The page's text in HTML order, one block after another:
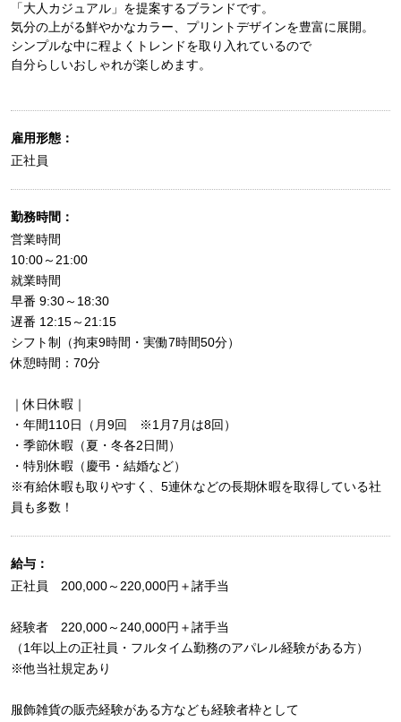
「大人カジュアル」を提案するブランドです。
気分の上がる鮮やかなカラー、プリントデザインを豊富に展開。
シンプルな中に程よくトレンドを取り入れているので
自分らしいおしゃれが楽しめます。
雇用形態：
正社員
勤務時間：
営業時間
10:00～21:00
就業時間
早番 9:30～18:30
遅番 12:15～21:15
シフト制（拘束9時間・実働7時間50分）
休憩時間：70分
｜休日休暇｜
・年間110日（月9回 ※1月7月は8回）
・季節休暇（夏・冬各2日間）
・特別休暇（慶弔・結婚など）
※有給休暇も取りやすく、5連休などの長期休暇を取得している社
員も多数！
給与：
正社員 200,000～220,000円＋諸手当
経験者 220,000～240,000円＋諸手当
（1年以上の正社員・フルタイム勤務のアパレル経験がある方）
※他当社規定あり
服飾雑貨の販売経験がある方なども経験者枠として